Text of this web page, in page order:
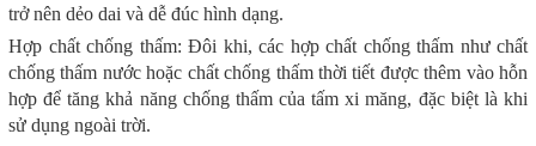
trở nên dẻo dai và dễ đúc hình dạng.
Hợp chất chống thấm: Đôi khi, các hợp chất chống thấm như chất
chống thấm nước hoặc chất chống thấm thời tiết được thêm vào hỗn
hợp để tăng khả năng chống thấm của tấm xi măng, đặc biệt là khi
sử dụng ngoài trời.